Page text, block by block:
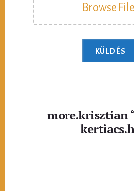
Browse
more.krisztian